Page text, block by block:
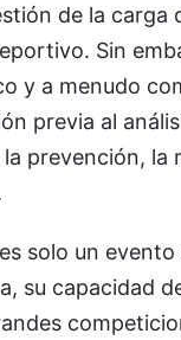
de la
Sin
y a menudo
previa al
prevención,
solo un
su capacidad